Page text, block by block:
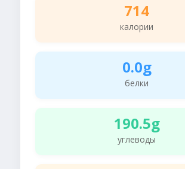
714
калории
0.0g
белки
190.5g
углеводы